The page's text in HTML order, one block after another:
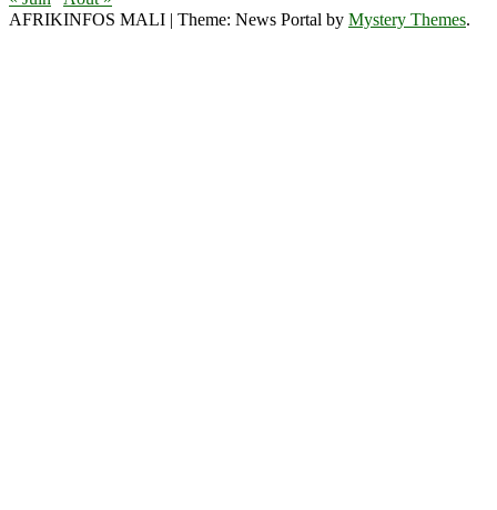
AFRIKINFOS MALI | Theme: News Portal by Mystery Themes.